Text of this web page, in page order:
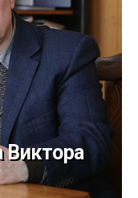
Виктора